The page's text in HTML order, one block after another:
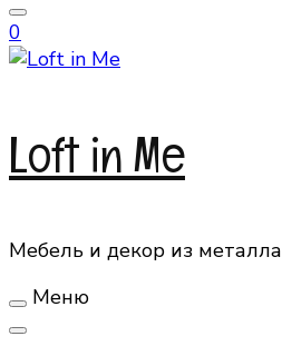
0
Loft in Me
Мебель и декор из металла
Меню